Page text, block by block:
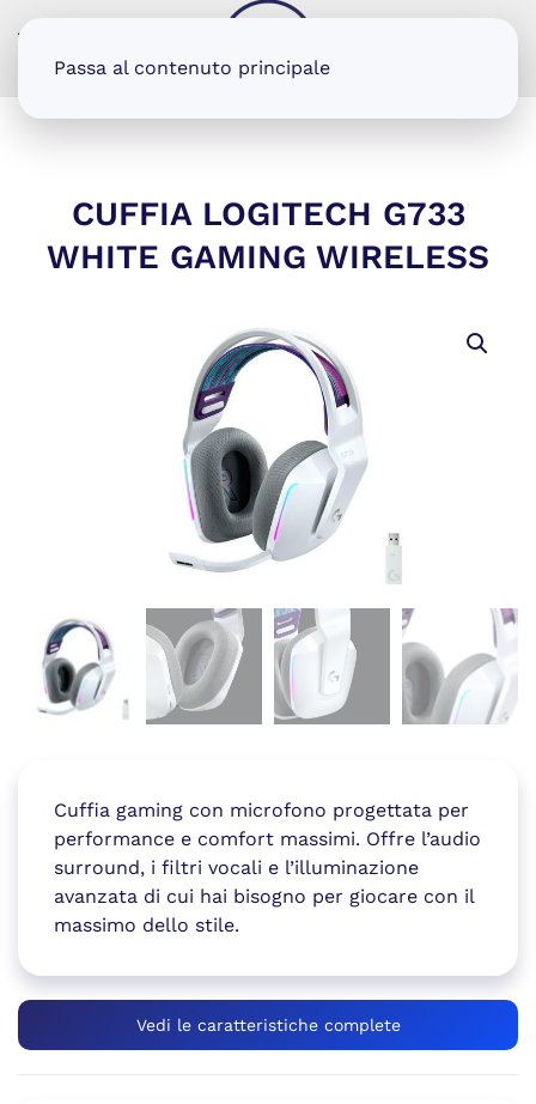
Passa al contenuto principale
CUFFIA LOGITECH G733
WHITE GAMING WIRELESS
Cuffia gaming con microfono progettata per
performance e comfort massimi. Offre l’audio
surround, i filtri vocali e l’illuminazione
avanzata di cui hai bisogno per giocare con il
massimo dello stile.
Vedi le caratteristiche complete